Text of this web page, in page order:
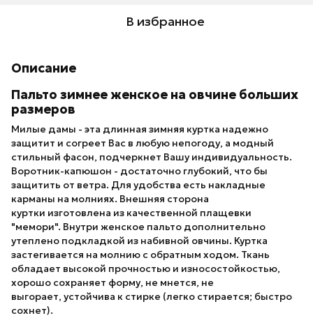
В избранное
Описание
Пальто зимнее женское на овчине больших
размеров
Милые дамы - эта длинная зимняя куртка надежно
защитит и согреет Вас в любую непогоду, а модный
стильный фасон, подчеркнет Вашу индивидуальность.
Воротник-капюшон - достаточно глубокий, что бы
защитить от ветра. Для удобства есть накладные
карманы на молниях. Внешняя сторона
куртки изготовлена из качественной плащевки
"мемори". Внутри женское пальто дополнительно
утеплено подкладкой из набивной овчины. Куртка
застегивается на молнию с обратным ходом. Ткань
обладает высокой прочностью и износостойкостью,
хорошо сохраняет форму, не мнется, не
выгорает, устойчива к стирке (легко стирается; быстро
сохнет).